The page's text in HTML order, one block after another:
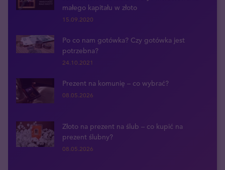
małego kapitału w złoto
15.09.2020
Po co nam gotówka? Czy gotówka jest
potrzebna?
24.10.2021
Prezent na komunię – co wybrać?
08.05.2026
Złoto na prezent na ślub – co kupić na
prezent ślubny?
08.05.2026